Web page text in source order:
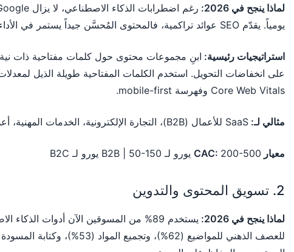
لماذا ينجح في 2026:
يومياً. يقدّم SEO عوائد تراكمية، فالمحتوى المُحسَّن جيداً يستمر في الأداء لسنوات دون إنفاق إعلاني مستمر.
استراتيجيات رئيسية: ابنِ مجموعات محتوى حول كلمات مفتاحية ذات
على انخفاضات التحويل. استخدم الكلمات المفتاحية طويلة الذيل
Core Web Vitals وفهرسة mobile-first.
مثالي لـ:SaaS للأعمال (B2B)، التجارة الإلكترونية، الخدمات المهنية، أعمال الإعلام
معيار CAC: 200-500 يورو لـ B2B | 50-150 يورو لـ B2C
2. تسويق المحتوى والتدوين
لماذا ينجح في 2026:
يستخدم 89% من المسوقين الآن أدوات